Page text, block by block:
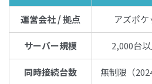
運営会社 / 拠点 アズポケ
サーバー規模 2,000台
同時接続台数 無制限（